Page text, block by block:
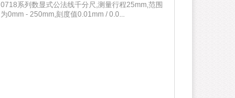
0718系列数显式公法线千分尺,测量行程25mm,范围
为0mm - 250mm,刻度值0.01mm / 0.0...